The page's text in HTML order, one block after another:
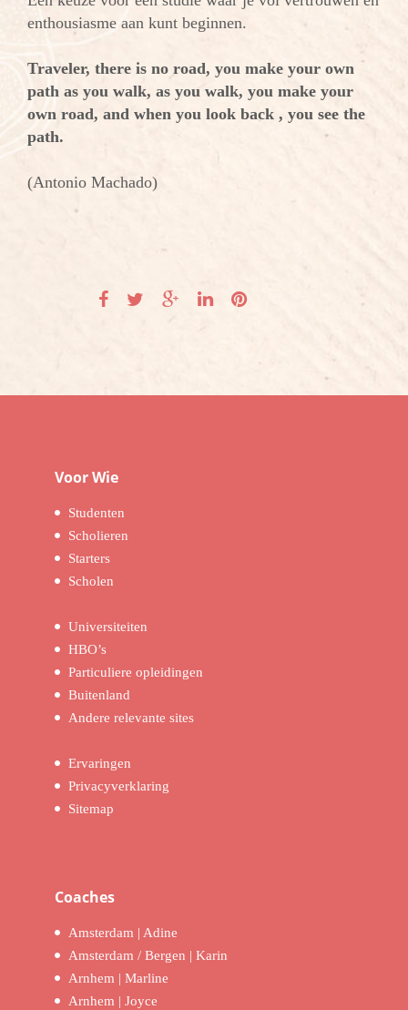
enthousiasme aan kunt beginnen.
Traveler, there is no road, you make your own
path as you walk, as you walk, you make your
own road, and when you look back , you see the
path.
(Antonio Machado)
Voor Wie
Studenten
Scholieren
Starters
Scholen
Universiteiten
HBO’s
Particuliere opleidingen
Buitenland
Andere relevante sites
Ervaringen
Privacyverklaring
Sitemap
Coaches
Amsterdam | Adine
Amsterdam / Bergen | Karin
Arnhem | Marline
Arnhem | Joyce